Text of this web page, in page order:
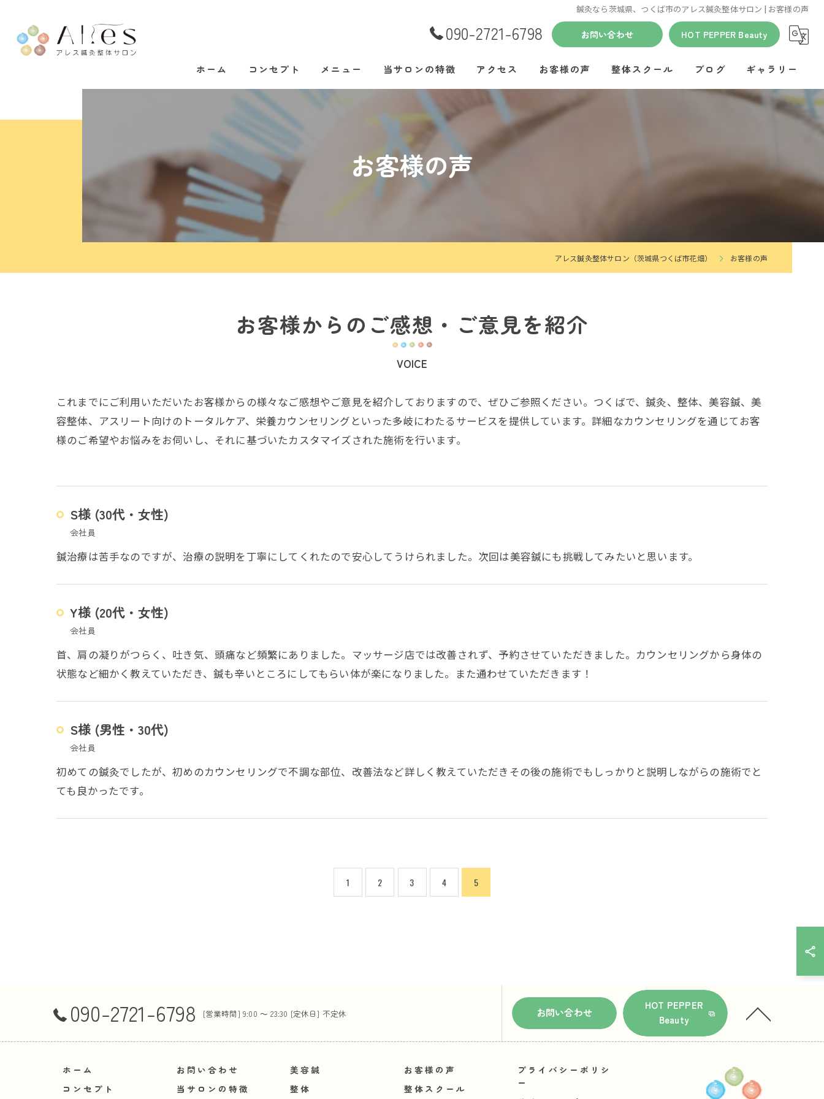
鍼灸なら茨城県、つくば市のアレス鍼灸整体サロン | お客様の声
090-2721-6798 お問い合わせ HOT PEPPER Beauty
ホーム コンセプト
代表あいさつ
メニュー 当サロンの特徴
美容鍼
アクセス お客様の声 整体スクール ブログ ギャラリー
お客様の声
アレス鍼灸整体サロン（茨城県つくば市花畑） お客様の声
お客様からのご感想・ご意見を紹介
VOICE
これまでにご利用いただいたお客様からの様々なご感想やご意見を紹介しておりますので、ぜひご参照ください。つくばで、鍼灸、整体、美容鍼、美
容整体、アスリート向けのトータルケア、栄養カウンセリングといった多岐にわたるサービスを提供しています。詳細なカウンセリングを通じてお客
様のご希望やお悩みをお伺いし、それに基づいたカスタマイズされた施術を行います。
S様 (30代・女性)
会社員
鍼治療は苦手なのですが、治療の説明を丁寧にしてくれたので安心してうけられました。次回は美容鍼にも挑戦してみたいと思います。
Y様 (20代・女性)
会社員
首、肩の凝りがつらく、吐き気、頭痛など頻繁にありました。マッサージ店では改善されず、予約させていただきました。カウンセリングから身体の
状態など細かく教えていただき、鍼も辛いところにしてもらい体が楽になりました。また通わせていただきます！
S様 (男性・30代)
会社員
初めての鍼灸でしたが、初めのカウンセリングで不調な部位、改善法など詳しく教えていただきその後の施術でもしっかりと説明しながらの施術でと
ても良かったです。
1 2 3 4 5
090-2721-6798 [営業時間] 9:00 ～ 23:30 [定休日] 不定休 お問い合わせ
HOT PEPPER
Beauty
ホーム
コンセプト
お問い合わせ
当サロンの特徴
美容鍼
整体
お客様の声
整体スクール
プライバシーポリシ
ー